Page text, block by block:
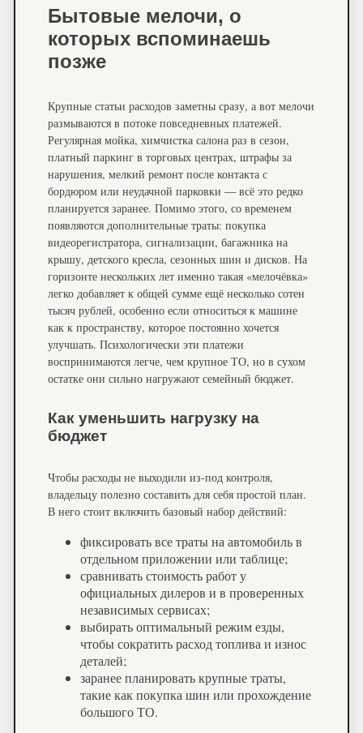
Бытовые мелочи, о
которых вспоминаешь
позже
Крупные статьи расходов заметны сразу, а вот мелочи
размываются в потоке повседневных платежей.
Регулярная мойка, химчистка салона раз в сезон,
платный паркинг в торговых центрах, штрафы за
нарушения, мелкий ремонт после контакта с
бордюром или неудачной парковки — всё это редко
планируется заранее. Помимо этого, со временем
появляются дополнительные траты: покупка
видеорегистратора, сигнализации, багажника на
крышу, детского кресла, сезонных шин и дисков. На
горизонте нескольких лет именно такая «мелочёвка»
легко добавляет к общей сумме ещё несколько сотен
тысяч рублей, особенно если относиться к машине
как к пространству, которое постоянно хочется
улучшать. Психологически эти платежи
воспринимаются легче, чем крупное ТО, но в сухом
остатке они сильно нагружают семейный бюджет.
Как уменьшить нагрузку на
бюджет
Чтобы расходы не выходили из-под контроля,
владельцу полезно составить для себя простой план.
В него стоит включить базовый набор действий:
фиксировать все траты на автомобиль в
отдельном приложении или таблице;
сравнивать стоимость работ у
официальных дилеров и в проверенных
независимых сервисах;
выбирать оптимальный режим езды,
чтобы сократить расход топлива и износ
деталей;
заранее планировать крупные траты,
такие как покупка шин или прохождение
большого ТО.